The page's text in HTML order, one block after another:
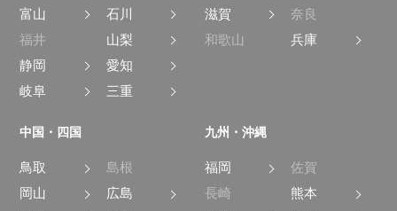
富山
石川
福井
山梨
静岡
愛知
岐阜
三重
滋賀
奈良
和歌山
兵庫
中国・四国
鳥取
島根
岡山
広島
九州・沖縄
福岡
佐賀
長崎
熊本